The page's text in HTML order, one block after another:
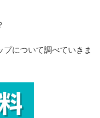
について調べていきま